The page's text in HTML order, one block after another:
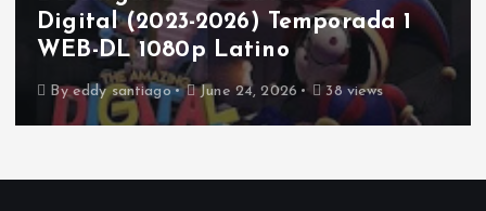
Digital (2023-2026) Temporada 1
WEB-DL 1080p Latino
Byeddy santiago June 24, 2026 38 views